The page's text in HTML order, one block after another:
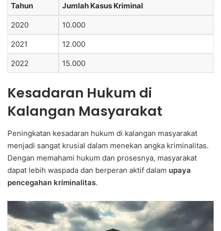
Tahun Jumlah Kasus Kriminal
2020 10.000
2021 12.000
2022 15.000
Kesadaran Hukum di
Kalangan Masyarakat
Peningkatan kesadaran hukum di kalangan masyarakat
menjadi sangat krusial dalam menekan angka kriminalitas.
Dengan memahami hukum dan prosesnya, masyarakat
dapat lebih waspada dan berperan aktif dalam upaya
pencegahan kriminalitas.